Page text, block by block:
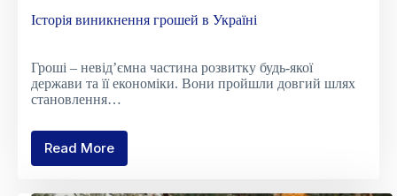
Історія виникнення грошей в Україні
Гроші – невід’ємна частина розвитку будь-якої
держави та її економіки. Вони пройшли довгий шлях
становлення…
Read More
Історія